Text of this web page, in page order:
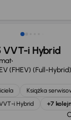
VVT-i Hybrid
(FHEV) (Full-Hybrid)
Książka
i Hybrid +7